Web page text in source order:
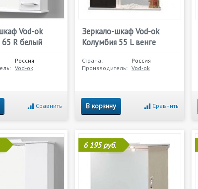
Vod-ok
R белый
Россия
Vod-ok
Сравнить
Зеркало-шкаф Vod-ok
Колумбия 55 L венге
Страна:
Россия
Производитель: Vod-ok
В корзину Сравнить
6 195 руб.